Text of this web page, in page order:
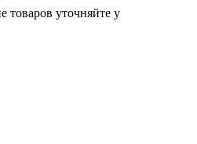
товаров уточняйте у